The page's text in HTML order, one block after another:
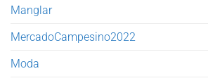
Manglar
MercadoCampesino2022
Moda